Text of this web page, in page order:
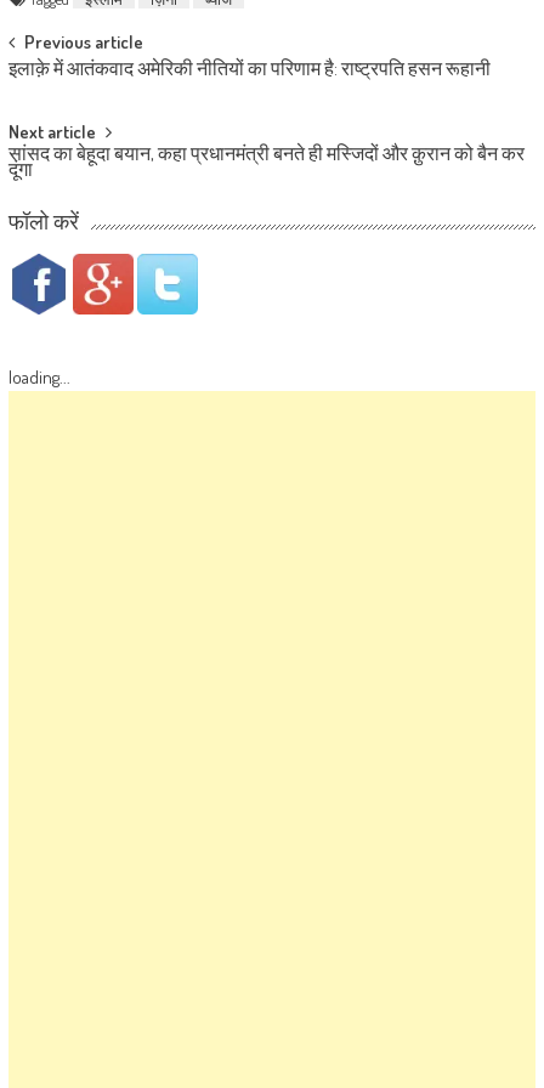
Post navigation
Previous article
इलाक़े में आतंकवाद अमेरिकी नीतियों का परिणाम है: राष्ट्रपति हसन रूहानी
Next article
सांसद का बेहूदा बयान, कहा प्रधानमंत्री बनते ही मस्जिदों और क़ुरान को बैन कर
दूंगा
फॉलो करें
loading...